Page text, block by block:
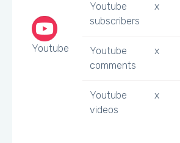
Youtube
Youtube
subscribers
x
Youtube
comments
x
Youtube
videos
x